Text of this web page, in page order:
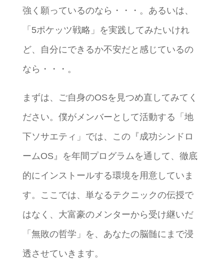
強く願っているのなら・・・。あるいは、
「5ポケッツ戦略」を実践してみたいけれ
ど、自分にできるか不安だと感じているの
なら・・・。
まずは、ご自身のOSを見つめ直してみてく
ださい。僕がメンバーとして活動する「地
下ソサエティ」では、この『成功シンドロ
ームOS』を年間プログラムを通して、徹底
的にインストールする環境を用意していま
す。ここでは、単なるテクニックの伝授で
はなく、大富豪のメンターから受け継いだ
「無敗の哲学」を、あなたの脳髄にまで浸
透させていきます。